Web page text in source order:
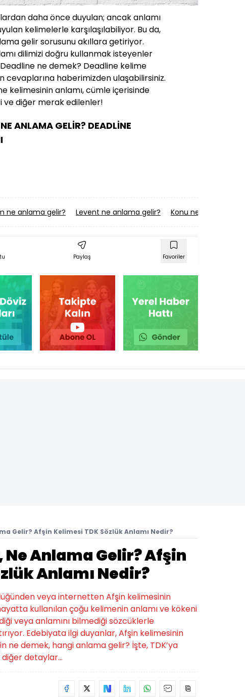
daha önce duyulan; ancak anlamı
kelimelerle karşılaşılabiliyor. Bu da,
gelir sorusunu akıllara getiriyor.
dilimizi doğru kullanmak isteyenler
Deadline ne demek? Deadline kelime
cevaplarına haberimizden ulaşabilirsiniz.
kelimesinin anlamı, cümle içerisinde
ve diğer merak edilenler!
ANLAMA GELİR? DEADLİNE
ne anlama gelir? Levent ne anlama gelir? Konu ne anlama gelir?
Paylaş Favoriler
Gelir? Afşin Kelimesi TDK Sözlük Anlamı Nedir?
Ne Anlama Gelir? Afşin
Anlamı Nedir?
veya internetten Afşin kelimesinin
kullanılan çoğu kelimenin anlamı ve kökeni
veya anlamını bilmediği sözcüklerle
Edebiyata ilgi duyanlar, Afşin kelimesinin
ne demek, hangi anlama gelir? İşte, TDK’ya
detaylar...